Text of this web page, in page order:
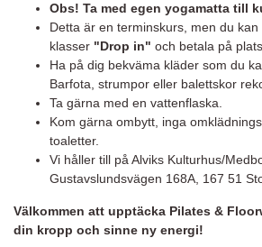
Obs! Ta med egen yogamatta till
Detta är en terminskurs, men du
klasser "Drop in" och betala på
Ha på dig bekväma kläder som du
Barfota, strumpor eller balettskor
Ta gärna med en vattenflaska.
Kom gärna ombytt, inga
toaletter.
Vi håller till på Alviks Kulturhus/
Gustavslundsvägen 168A, 167 51
Välkommen att upptäcka Pilates &
din kropp och sinne ny energi!